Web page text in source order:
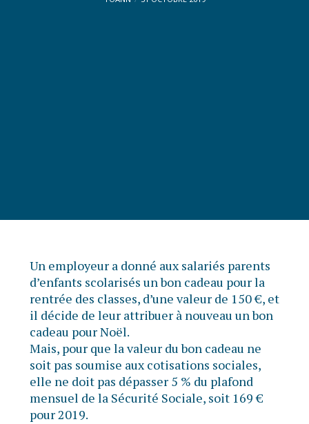
Un employeur a donné aux salariés parents
d’enfants scolarisés un bon cadeau pour la
rentrée des classes, d’une valeur de 150 €, et
il décide de leur attribuer à nouveau un bon
cadeau pour Noël.
Mais, pour que la valeur du bon cadeau ne
soit pas soumise aux cotisations sociales,
elle ne doit pas dépasser 5 % du plafond
mensuel de la Sécurité Sociale, soit 169 €
pour 2019.